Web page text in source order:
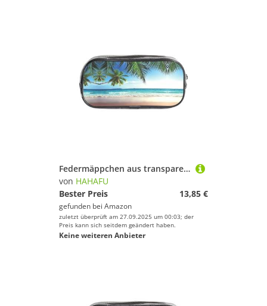
Federmäppchen aus transparentem PVC, Motiv: tropische Palme, Hawaii, Strand, transparent, Make-up-Tasche für Schule, Büro, Reisen, Fitnessstudio, Zubehör (komplett bedruckte Vorderseite)
von HAHAFU
Bester Preis
13,85 €
gefunden bei Amazon
zuletzt überprüft am 27.09.2025 um 00:03; der
Preis kann sich seitdem geändert haben.
Keine weiteren Anbieter